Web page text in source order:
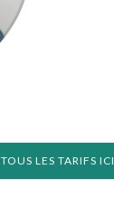
TOUS LES TARIFS ICI